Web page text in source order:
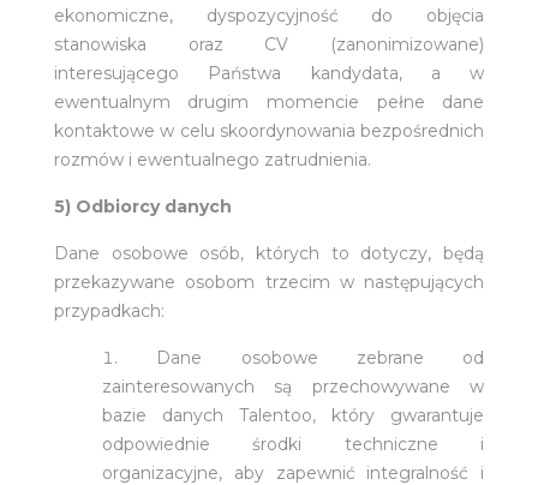
ekonomiczne, dyspozycyjność do objęcia
stanowiska oraz CV (zanonimizowane)
interesującego Państwa kandydata, a w
ewentualnym drugim momencie pełne dane
kontaktowe w celu skoordynowania bezpośrednich
rozmów i ewentualnego zatrudnienia.
5) Odbiorcy danych
Dane osobowe osób, których to dotyczy, będą
przekazywane osobom trzecim w następujących
przypadkach:
Dane osobowe zebrane od
zainteresowanych są przechowywane w
bazie danych Talentoo, który gwarantuje
odpowiednie środki techniczne i
organizacyjne, aby zapewnić integralność i